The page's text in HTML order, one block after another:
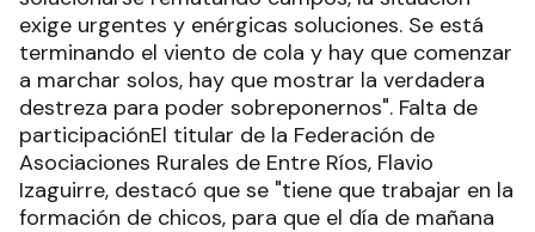
exige urgentes y enérgicas soluciones. Se está
terminando el viento de cola y hay que comenzar
a marchar solos, hay que mostrar la verdadera
destreza para poder sobreponernos". Falta de
participaciónEl titular de la Federación de
Asociaciones Rurales de Entre Ríos, Flavio
Izaguirre, destacó que se "tiene que trabajar en la
formación de chicos, para que el día de mañana